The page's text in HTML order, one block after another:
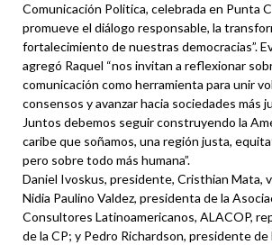
Comunicación Politica, celebrada en Punta
promueve el diálogo responsable, la
fortalecimiento de nuestras democracias”.
agregó Raquel “nos invitan a reflexionar
comunicación como herramienta para unir
consensos y avanzar hacia sociedades más
Juntos debemos seguir construyendo la
caribe que soñamos, una región justa,
pero sobre todo más humana”.
Daniel Ivoskus, presidente, Cristhian Mata,
Nidia Paulino Valdez, presidenta de la
Consultores Latinoamericanos, ALACOP,
de la CP; y Pedro Richardson, presidente de